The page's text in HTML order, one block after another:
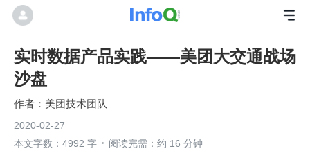
实时数据产品实践——美团大交通战场
沙盘
美团技术团队
2020-02-27
本文字数：4992 字
阅读完需：约 16 分钟